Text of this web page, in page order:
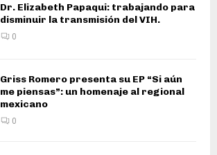
Dr. Elizabeth Papaqui: trabajando para
disminuir la transmisión del VIH.
0
Griss Romero presenta su EP “Si aún
me piensas”: un homenaje al regional
mexicano
0